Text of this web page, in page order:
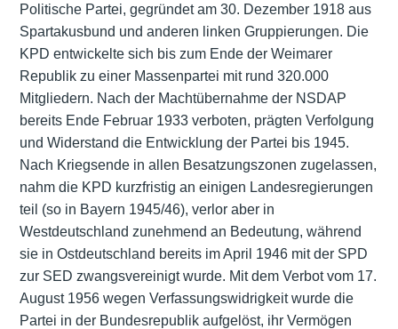
Politische Partei, gegründet am 30. Dezember 1918 aus
Spartakusbund und anderen linken Gruppierungen. Die
KPD entwickelte sich bis zum Ende der Weimarer
Republik zu einer Massenpartei mit rund 320.000
Mitgliedern. Nach der Machtübernahme der NSDAP
bereits Ende Februar 1933 verboten, prägten Verfolgung
und Widerstand die Entwicklung der Partei bis 1945.
Nach Kriegsende in allen Besatzungszonen zugelassen,
nahm die KPD kurzfristig an einigen Landesregierungen
teil (so in Bayern 1945/46), verlor aber in
Westdeutschland zunehmend an Bedeutung, während
sie in Ostdeutschland bereits im April 1946 mit der SPD
zur SED zwangsvereinigt wurde. Mit dem Verbot vom 17.
August 1956 wegen Verfassungswidrigkeit wurde die
Partei in der Bundesrepublik aufgelöst, ihr Vermögen